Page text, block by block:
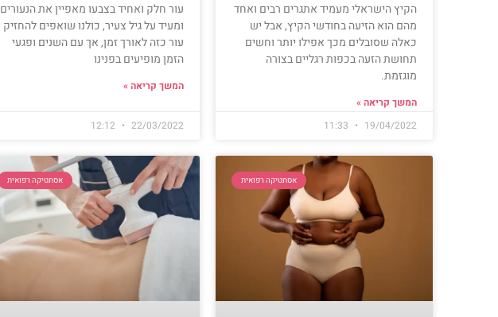
הקיץ הישראלי מעמיד אתגרים רבים ואחד
מהם הוא הזיעה בחודשי הקיץ, אבל יש
כאלה שסובלים מכך אפילו יותר וחשים
תחושת הזעה בכפות רגליים בצורה
מוגזמת.
המשך קריאה »
19/04/2022
עור חלק ואחיד בצבעו מאפיין את הנעורים
ומעיד על גיל צעיר, כולנו שואפים להחזיק
עור כזה לאורך זמן, אך עם השנים ופגעי
הזמן מופיעים בפנינו
המשך קריאה »
22/03/2022
אסתטיקה רפואית אסתטיקה רפואית